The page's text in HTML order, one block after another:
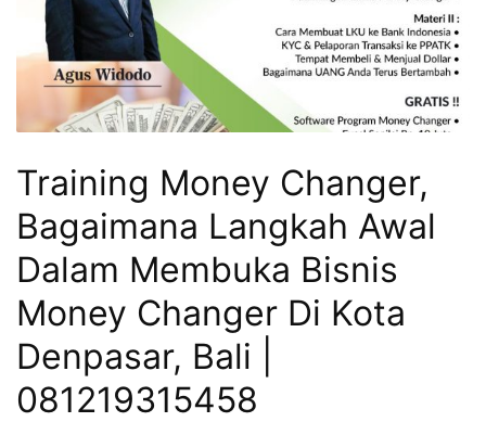
Training Money Changer,
Bagaimana Langkah Awal
Dalam Membuka Bisnis
Money Changer Di Kota
Denpasar, Bali |
081219315458